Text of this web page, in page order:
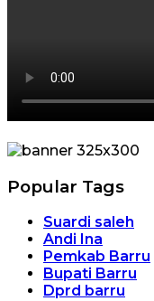
Popular Tags
Suardi saleh
Andi Ina
Pemkab Barru
Bupati Barru
Dprd barru